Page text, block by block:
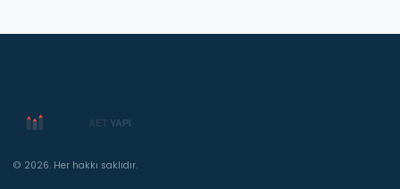
© 2026. Her hakkı saklıdır.